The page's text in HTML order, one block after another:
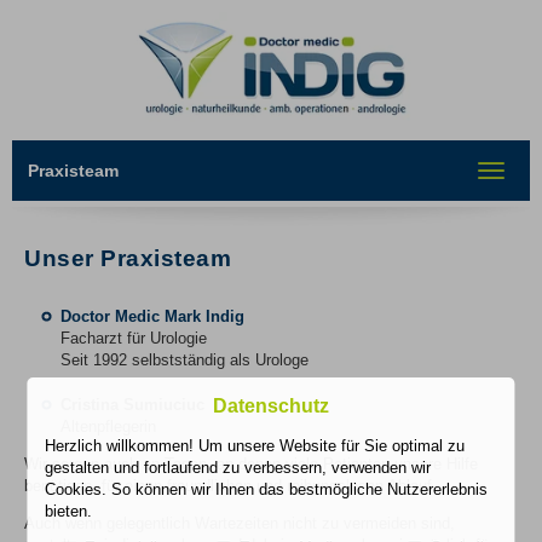
Praxisteam
Toggle
Unser Praxisteam
Doctor Medic Mark Indig
Facharzt für Urologie
Seit 1992 selbstständig als Urologe
Wir sorgen auch an Tagen, an denen viele Patienten unsere Hilfe
benötigen, für einen freundlichen und reibungslosen Ablauf.
Auch wenn gelegentlich Wartezeiten nicht zu vermeiden sind,
Datenschutz
Herzlich willkommen! Um unsere Website für Sie optimal zu
gestalten und fortlaufend zu verbessern, verwenden wir
Cookies. So können wir Ihnen das bestmögliche Nutzererlebnis
bieten.